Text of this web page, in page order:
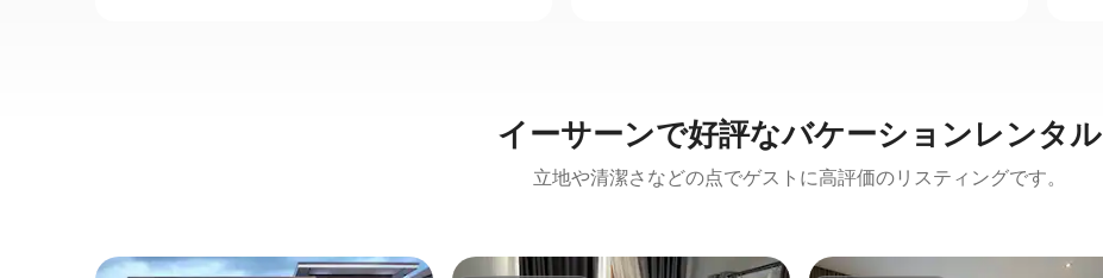
イーサーンで好評なバケーションレンタル
立地や清潔さなどの点でゲストに高評価のリスティングです。